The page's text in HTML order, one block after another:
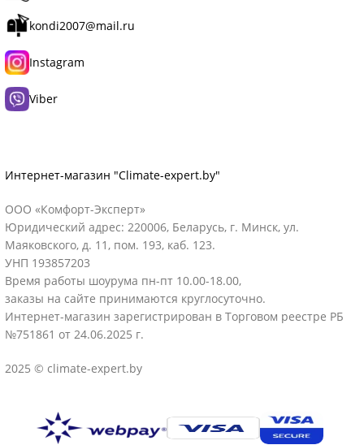
Интернет-магазин "Climate-expert.by"
ООО «Комфорт-Эксперт»
Юридический адрес: 220006, Беларусь, г. Минск, ул.
Маяковского, д. 11, пом. 193, каб. 123.
УНП 193857203
Время работы шоурума пн-пт 10.00-18.00,
заказы на сайте принимаются круглосуточно.
Интернет-магазин зарегистрирован в Торговом реестре РБ
№751861 от 24.06.2025 г.
2025 © climate-expert.by
kondi2007@mail.ru
Instagram
Viber